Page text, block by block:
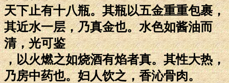
天下止有十八瓶。其瓶以五金重重包裹，
其近水一层，乃真金也。水色如酱油而
清，光可鉴
，以火燃之如烧酒有焰者真。其性大热，
乃房中药也。妇人饮之，香沁骨肉。